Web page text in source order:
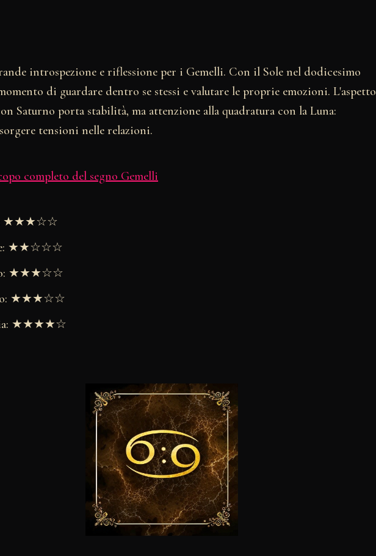
introspezione e riflessione per i Gemelli. Con il Sole nel dodicesimo
di guardare dentro se stessi e valutare le proprie emozioni. L'aspetto
Saturno porta stabilità, ma attenzione alla quadratura con la Luna:
tensioni nelle relazioni.
completo del segno Gemelli
★★★☆☆
★★☆☆☆
★★★☆☆
★★★☆☆
★★★★☆